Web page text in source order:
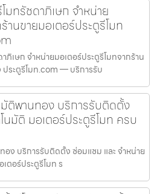
มทรัชดาภิเษก จำหน่าย
านขายมอเตอร์ประตูรีโมท
ภิเษก จำหน่ายมอเตอร์ประตูรีโมทจากร้าน
ประตูรีโมท.com — บริการรับ
ติพานทอง บริการรับติดตั้ง
นมัติ มอเตอร์ประตูรีโมท ครบ
ง บริการรับติดตั้ง ซ่อมแซม และ จำหน่าย
ตอร์ประตูรีโมท ร